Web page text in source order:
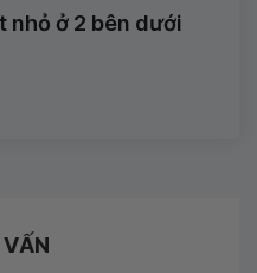
nhỏ ở 2 bên dưới